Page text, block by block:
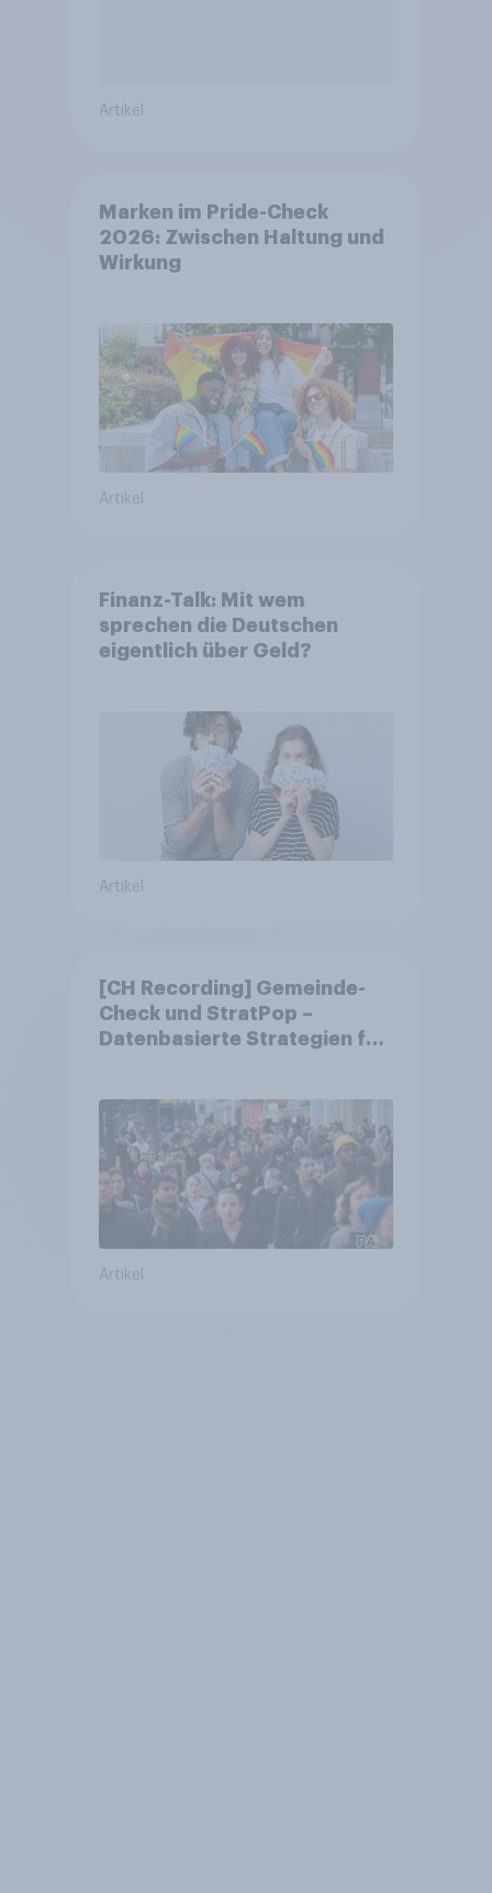
Artikel
Marken im Pride-Check
2026: Zwischen Haltung und
Wirkung
Artikel
Finanz-Talk: Mit wem
sprechen die Deutschen
eigentlich über Geld?
Artikel
[CH Recording] Gemeinde-
Check und StratPop –
Datenbasierte Strategien für
Artikel